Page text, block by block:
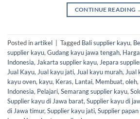
CONTINUE READING
Posted inartikel Tagged Bali supplier kayu,
supplier kayu,Gudang kayu jawa tengah,
Indonesia,Jakarta supplier kayu,Jepara
Jual Kayu,Jual kayu jati,Jual kayu murah,Jual
kayu oven, kayu, Keras, Lantai, Membuat,oleh,
Indonesia, Pelajari,Semarang supplier kayu,
Supplier kayu di Jawa barat,Supplier kayu di
di Jawa timur,Supplier kayu jati,Supplier